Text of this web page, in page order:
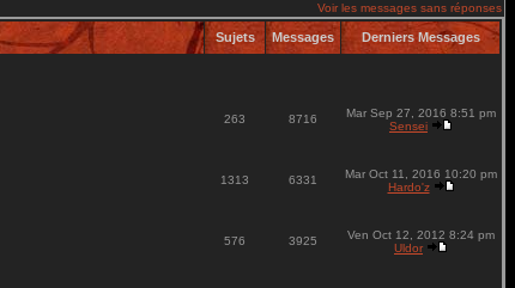
Voir les messages sans réponses
Sujets Messages Derniers Messages
263 8716
Mar Sep 27, 2016 8:51 pm
Sensei
1313 6331
Mar Oct 11, 2016 10:20 pm
Hardo'z
576 3925
Ven Oct 12, 2012 8:24 pm
Uldor